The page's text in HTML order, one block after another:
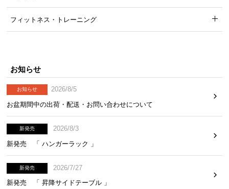
フィットネス・トレーニング
お知らせ
お知らせ
2026/8/5
お盆期間中の出荷・配送・お問い合わせについて
新発売
2026/8/3
新発売 「 ハンガーラック 」
新発売
2026/7/27
新発売 「 昇降サイドテーブル 」